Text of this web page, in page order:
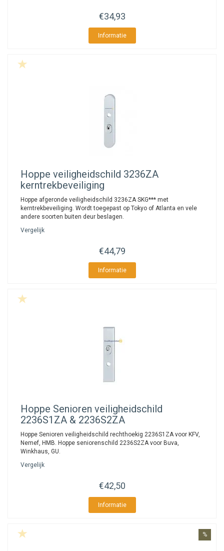
€34,93
Informatie
Hoppe veiligheidschild 3236ZA
kerntrekbeveiliging
Hoppe afgeronde veiligheidschild 3236ZA SKG*** met
kerntrekbeveiliging. Wordt toegepast op Tokyo of Atlanta en vele
andere soorten buiten deur beslagen.
Vergelijk
€44,79
Informatie
Hoppe Senioren veiligheidschild
2236S1ZA & 2236S2ZA
Hoppe Senioren veiligheidschild rechthoekig 2236S1ZA voor KFV,
Nemef, HMB. Hoppe seniorenschild 2236S2ZA voor Buva,
Winkhaus, GU.
Vergelijk
€42,50
Informatie
%